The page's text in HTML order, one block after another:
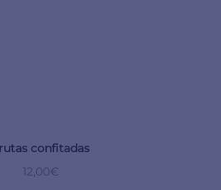
confitadas
12,00€